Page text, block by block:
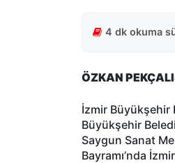
4 dk okuma
ÖZKAN
İzmir Büyükşehir
Büyükşehir
Saygun Sanat
Bayramı’nda